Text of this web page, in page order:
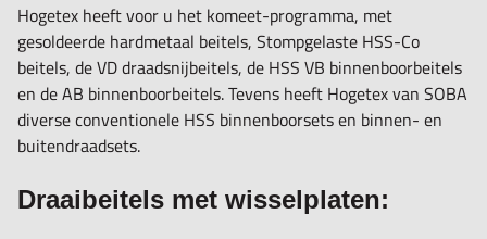
Hogetex heeft voor u het komeet-programma, met
gesoldeerde hardmetaal beitels, Stompgelaste HSS-Co
beitels, de VD draadsnijbeitels, de HSS VB binnenboorbeitels
en de AB binnenboorbeitels. Tevens heeft Hogetex van SOBA
diverse conventionele HSS binnenboorsets en binnen- en
buitendraadsets.
Draaibeitels met wisselplaten: